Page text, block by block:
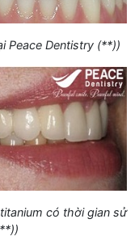
Peace Dentistry (**))
có thời gian sử